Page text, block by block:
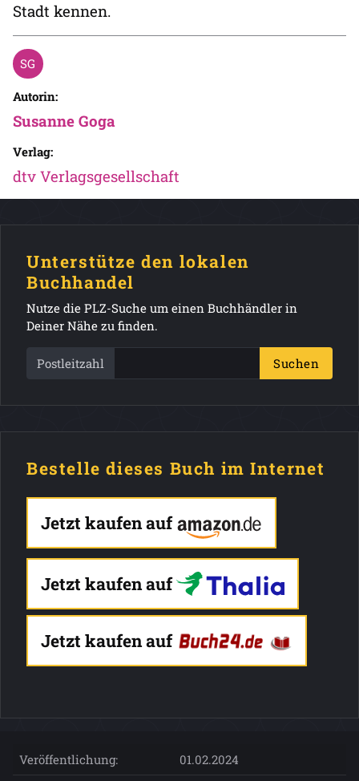
Stadt kennen.
Autorin:
Susanne Goga
Verlag:
dtv Verlagsgesellschaft
Unterstütze den lokalen
Buchhandel
Nutze die PLZ-Suche um einen Buchhändler in
Deiner Nähe zu finden.
Postleitzahl Suchen
Bestelle dieses Buch im Internet
Jetzt kaufen auf
Jetzt kaufen auf
Jetzt kaufen auf
Veröffentlichung:
01.02.2024